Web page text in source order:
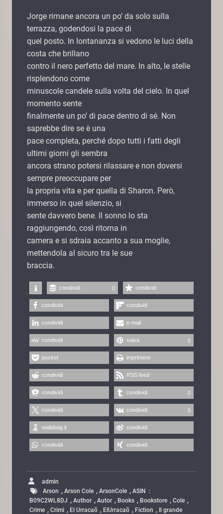
Jorge rimane ancora un po’ da solo sulla
terrazza, godendosi la pace di
quel posto. In lontananza si vedono le luci della
costa che brillano
contro il nero perfetto del mare. In alto, le stelle
risplendono come
minuscole candele sulla volta del cielo. In quel
momento sente
finalmente un po’ di pace dentro di sé. Non
saprebbe dire se è una
pace completa, perché dopo tutti i fatti degli
ultimi giorni gli sembra
ancora strano potersi rilassare e non doversi
sempre preoccupare per
la propria vita e per quella di Sharon. Però,
immerso in quel silenzio, si
sente davvero bene. Il sonno lo sta
raggiungendo, così ritorna in
camera e si sdraia accanto a sua moglie,
mettendola al sicuro tra le sue
braccia.
condividi 0 condividi
condividi condividi
condividi e-mail
condividi salva 0
pocket imprimere
condividi RSS feed
condividi condividi 0
condividi condividi 0
wallabag it condividi
condividi condividi
admin
Arson , Arson Cole , ArsonCole , ASIN ‏ : ‎
B09C2WL8DJ , Author , Autor , Books , Bookstore , Cole ,
Crime , Crimi , El Urracaõ , ElUrracaõ , Fiction ,
Il grande